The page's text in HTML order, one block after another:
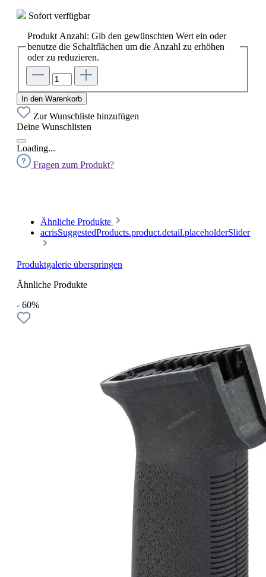
Sofort verfügbar
Produkt Anzahl: Gib den gewünschten Wert ein oder
benutze die Schaltflächen um die Anzahl zu erhöhen
oder zu reduzieren.
In den Warenkorb
Zur Wunschliste hinzufügen
Deine Wunschlisten
Loading...
Fragen zum Produkt?
Ähnliche Produkte
acrisSuggestedProducts.product.detail.placeholderSlider
Produktgalerie überspringen
Ähnliche Produkte
- 60%